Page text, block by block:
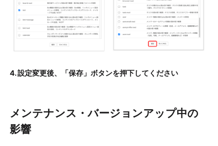
4. 設定変更後、「保存」ボタンを押下してください
メンテナンス・バージョンアップ中の
影響